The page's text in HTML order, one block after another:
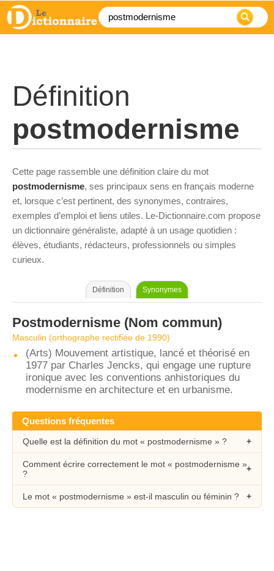
Définition
postmodernisme
Cette page rassemble une définition claire du mot
postmodernisme, ses principaux sens en français moderne
et, lorsque c’est pertinent, des synonymes, contraires,
exemples d’emploi et liens utiles. Le-Dictionnaire.com propose
un dictionnaire généraliste, adapté à un usage quotidien :
élèves, étudiants, rédacteurs, professionnels ou simples
curieux.
Définition Synonymes
Postmodernisme (Nom commun)
Masculin (orthographe rectifiée de 1990)
(Arts) Mouvement artistique, lancé et théorisé en
1977 par Charles Jencks, qui engage une rupture
ironique avec les conventions anhistoriques du
modernisme en architecture et en urbanisme.
Questions fréquentes
Quelle est la définition du mot « postmodernisme » ?
Comment écrire correctement le mot « postmodernisme »
?
Le mot « postmodernisme » est-il masculin ou féminin ?